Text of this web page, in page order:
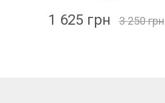
1 625 грн 3 250 грн